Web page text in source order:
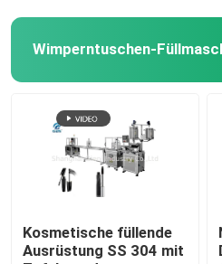
Vaseline-Füllmaschine
Nagellack, der Maschine
TonerFüllmaschine
Lippenbalsam-Füllmaschine
Farbkosmetische
Wimperntuschen-
Kosmetische füllende
Ausrüstung SS 304 mit